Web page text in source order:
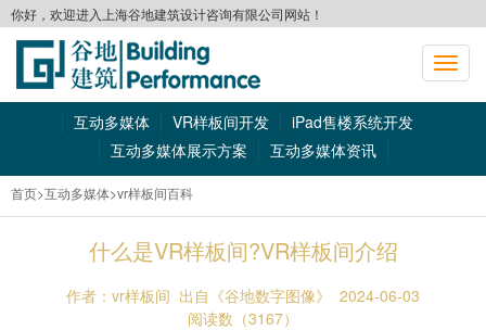
你好，欢迎进入上海谷地建筑设计咨询有限公司网站！
切
换
互动多媒体 VR样板间开发
iPad售楼系统开发
互动多媒体展示方案
互动多媒体资讯
首页>互动多媒体>vr样板间百科
什么是VR样板间?VR样板间介绍
作者：vr样板间 出自《谷地数字图像》
2024-06-03
阅读数（3167）